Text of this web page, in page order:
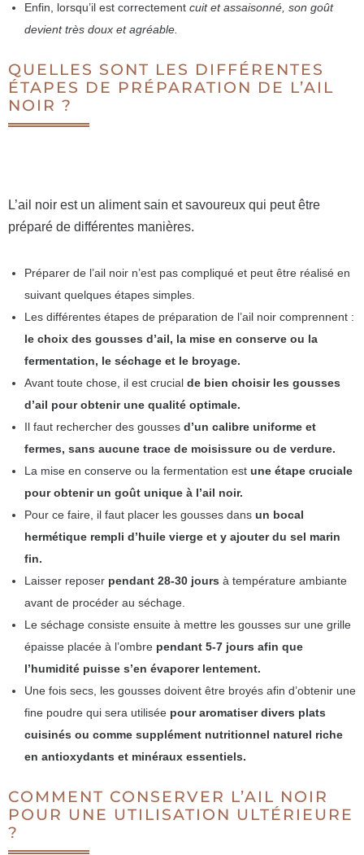
Enfin, lorsqu’il est correctement cuit et assaisonné, son goût
devient très doux et agréable.
QUELLES SONT LES DIFFÉRENTES
ÉTAPES DE PRÉPARATION DE L’AIL
NOIR ?
L’ail noir est un aliment sain et savoureux qui peut être
préparé de différentes manières.
Préparer de l’ail noir n’est pas compliqué et peut être réalisé en
suivant quelques étapes simples.
Les différentes étapes de préparation de l’ail noir comprennent :
le choix des gousses d’ail, la mise en conserve ou la
fermentation, le séchage et le broyage.
Avant toute chose, il est crucial de bien choisir les gousses
d’ail pour obtenir une qualité optimale.
Il faut rechercher des gousses d’un calibre uniforme et
fermes, sans aucune trace de moisissure ou de verdure.
La mise en conserve ou la fermentation est une étape cruciale
pour obtenir un goût unique à l’ail noir.
Pour ce faire, il faut placer les gousses dans un bocal
hermétique rempli d’huile vierge et y ajouter du sel marin
fin.
Laisser reposer pendant 28-30 jours à température ambiante
avant de procéder au séchage.
Le séchage consiste ensuite à mettre les gousses sur une grille
épaisse placée à l’ombre pendant 5-7 jours afin que
l’humidité puisse s’en évaporer lentement.
Une fois secs, les gousses doivent être broyés afin d’obtenir une
fine poudre qui sera utilisée pour aromatiser divers plats
cuisinés ou comme supplément nutritionnel naturel riche
en antioxydants et minéraux essentiels.
COMMENT CONSERVER L’AIL NOIR
POUR UNE UTILISATION ULTÉRIEURE
?